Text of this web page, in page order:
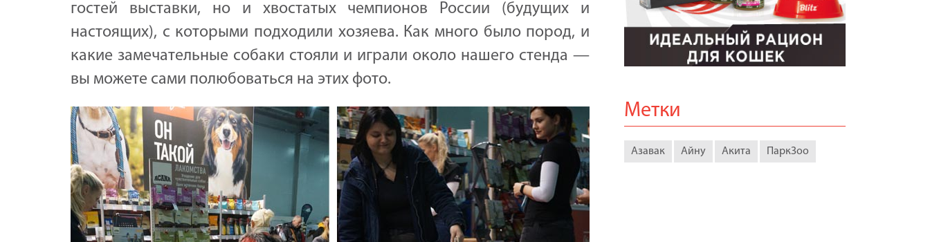
гостей выставки, но и хвостатых чемпионов России (будущих и
настоящих), с которыми подходили хозяева. Как много было пород, и
какие замечательные собаки стояли и играли около нашего стенда —
вы можете сами полюбоваться на этих фото.
Метки
Азавак Айну Акита ПаркЗоо